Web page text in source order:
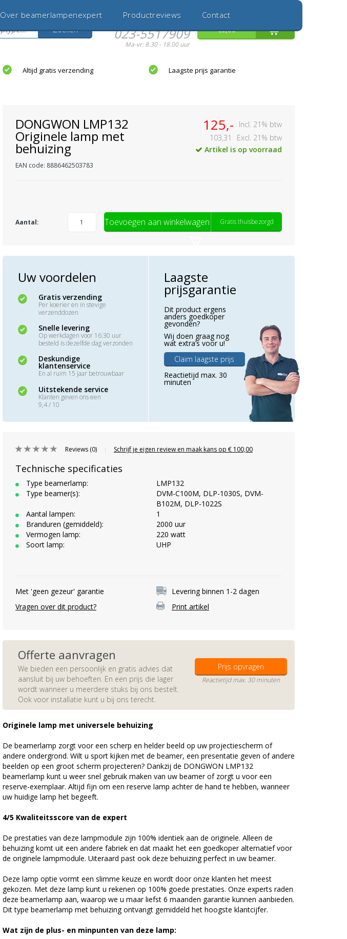
Inloggen
Zoeken
Hulp nodig?
023-5517909
Ma-vr: 8.30 - 18.00 uur
€0,00
Over beamerlampenexpert Productreviews Contact
Altijd gratis verzending Laagste prijs garantie
DONGWON LMP132
Originele lamp met
behuizing
EAN code: 8886462503783
125,-
Incl. 21% btw
103,31
Excl. 21% btw
Artikel is op voorraad
Aantal: Toevoegen aan winkelwagen Gratis thuisbezorgd
Uw voordelen
Gratis verzending
Per koerier en in stevige
verzenddozen
Snelle levering
Op werkdagen voor 16:30 uur
besteld is dezelfde dag verzonden
Deskundige
klantenservice
En al ruim 15 jaar betrouwbaar
Uitstekende service
Klanten geven ons een
9,4 / 10
Laagste
prijsgarantie
Dit product ergens
anders goedkoper
gevonden?
Wij doen graag nog
wat extra’s voor u!
Claim laagste prijs
Reactietijd max. 30
minuten
Reviews (0) Schrijf je eigen review en maak kans op € 100,00
Technische specificaties
Type beamerlamp:
LMP132
Type beamer(s):
DVM-C100M, DLP-1030S, DVM-
B102M, DLP-1022S
Aantal lampen:
1
Branduren (gemiddeld):
2000 uur
Vermogen lamp:
220 watt
Soort lamp:
UHP
Met 'geen gezeur' garantie
Levering binnen 1-2 dagen
Vragen over dit product?
Print artikel
Offerte aanvragen
We bieden een persoonlijk en gratis advies dat
aansluit bij uw behoeften. En een prijs die lager
wordt wanneer u meerdere stuks bij ons bestelt.
Ook voor installatie kunt u bij ons terecht.
Prijs opvragen
Reactietijd max. 30 minuten
Originele lamp met universele behuizing
De beamerlamp zorgt voor een scherp en helder beeld op uw projectiescherm of
andere ondergrond. Wilt u sport kijken met de beamer, een presentatie geven of andere
beelden op een groot scherm projecteren? Dankzij de DONGWON LMP132
beamerlamp kunt u weer snel gebruik maken van uw beamer of zorgt u voor een
reserve-exemplaar. Altijd fijn om een reserve lamp achter de hand te hebben, wanneer
uw huidige lamp het begeeft.
4/5 Kwaliteitsscore van de expert
De prestaties van deze lampmodule zijn 100% identiek aan de originele. Alleen de
behuizing komt uit een andere fabriek en dat maakt het een goedkoper alternatief voor
de originele lampmodule. Uiteraard past ook deze behuizing perfect in uw beamer.
Deze lamp optie vormt een slimme keuze en wordt door onze klanten het meest
gekozen. Met deze lamp kunt u rekenen op 100% goede prestaties. Onze experts raden
deze beamerlamp aan, waarop we u maar liefst 6 maanden garantie kunnen aanbieden.
Dit type beamerlamp met behuizing ontvangt gemiddeld het hoogste klantcijfer.
Wat zijn de plus- en minpunten van deze lamp: